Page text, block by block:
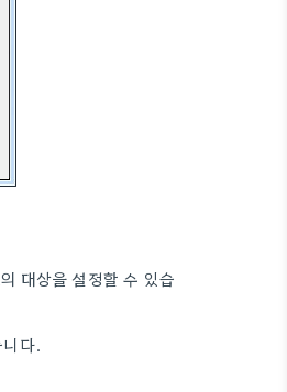
대상을 설정할 수 있습
다.